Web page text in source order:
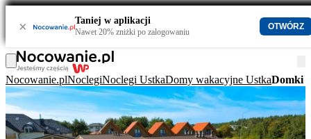
× Taniej w aplikacji
Nawet 20% zniżki po zalogowaniu
OTWÓRZ
Nocowanie.plNoclegiNoclegi UstkaDomy wakacyjne UstkaDomki